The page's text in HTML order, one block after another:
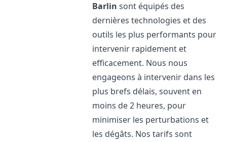
Barlin sont équipés des
dernières technologies et des
outils les plus performants pour
intervenir rapidement et
efficacement. Nous nous
engageons à intervenir dans les
plus brefs délais, souvent en
moins de 2 heures, pour
minimiser les perturbations et
les dégâts. Nos tarifs sont